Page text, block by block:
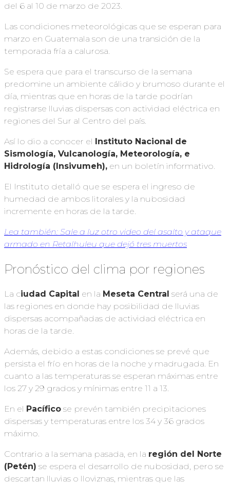
del 6 al 10 de marzo de 2023.
Las condiciones meteorológicas que se esperan para
marzo en Guatemala son de una transición de la
temporada fría a calurosa.
Se espera que para el transcurso de la semana
predomine un ambiente cálido y brumoso durante el
día, mientras que en horas de la tarde podrían
registrarse lluvias dispersas con actividad eléctrica en
regiones del Sur al Centro del país.
Así lo dio a conocer el Instituto Nacional de
Sismología, Vulcanología, Meteorología, e
Hidrología (Insivumeh), en un boletín informativo.
El Instituto detalló que se espera el ingreso de
humedad de ambos litorales y la nubosidad
incremente en horas de la tarde.
Lea también: Sale a luz otro video del asalto y ataque
armado en Retalhuleu que dejó tres muertos
Pronóstico del clima por regiones
La ciudad Capital en la Meseta Central será una de
las regiones en donde hay posibilidad de lluvias
dispersas acompañadas de actividad eléctrica en
horas de la tarde.
Además, debido a estas condiciones se prevé que
persista el frío en horas de la noche y madrugada. En
cuanto a las temperaturas se esperan máximas entre
los 27 y 29 grados y mínimas entre 11 a 13.
En el Pacífico se prevén también precipitaciones
dispersas y temperaturas entre los 34 y 36 grados
máximo.
Contrario a la semana pasada, en la región del Norte
(Petén) se espera el desarrollo de nubosidad, pero se
descartan lluvias o lloviznas, mientras que las